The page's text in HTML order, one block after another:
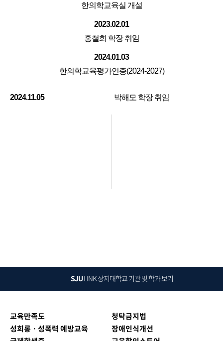
한의학교육실 개설
2023.02.01
홍철희 학장 취임
2024.01.03
한의학교육평가인증(2024-2027)
2024.11.05 박해모 학장 취임
SJULINK상지대학교 기관 및 학과 보기
교육만족도
청탁금지법
성희롱ㆍ성폭력 예방교육
장애인식개선